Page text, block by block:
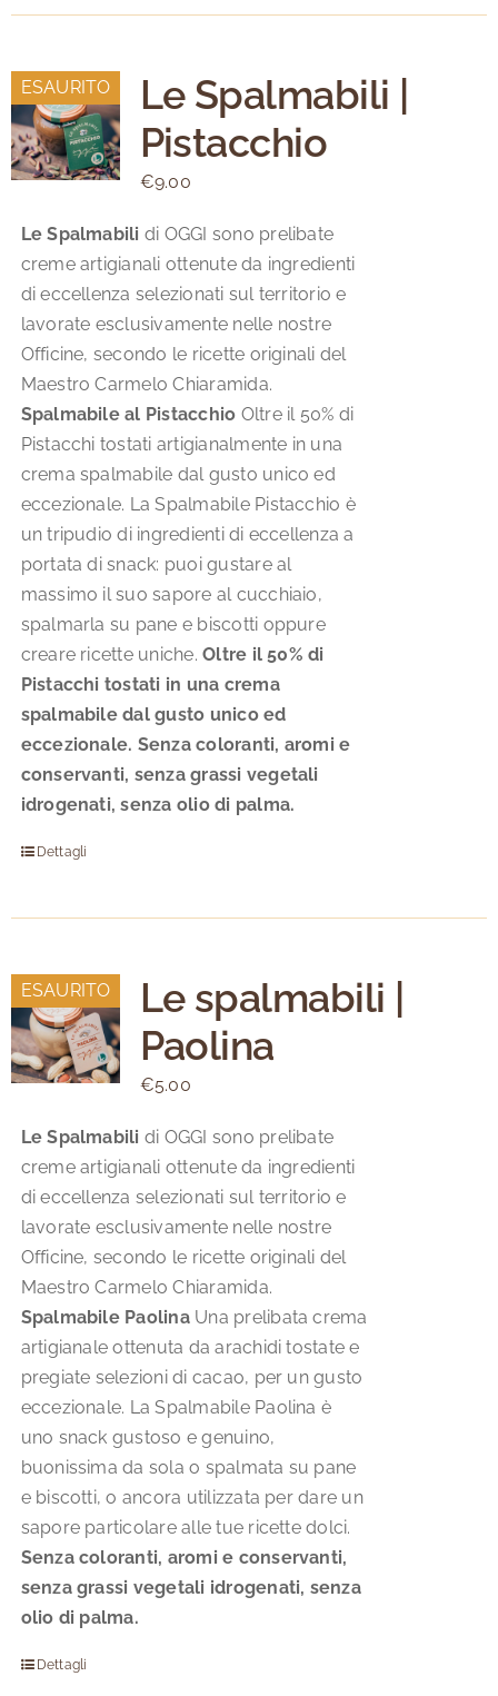
ha
varianti.
Le
opzioni
possono
essere
scelte
nella
prodotto
ESAURITO
Le Spalmabili |
Pistacchio
€9.00
Le Spalmabili di OGGI sono prelibate
creme artigianali ottenute da ingredienti
di eccellenza selezionati sul territorio e
lavorate esclusivamente nelle nostre
Officine, secondo le ricette originali del
Maestro Carmelo Chiaramida.
Spalmabile al Pistacchio Oltre il 50% di
Pistacchi tostati artigianalmente in una
crema spalmabile dal gusto unico ed
eccezionale. La Spalmabile Pistacchio è
un tripudio di ingredienti di eccellenza a
portata di snack: puoi gustare al
massimo il suo sapore al cucchiaio,
spalmarla su pane e biscotti oppure
creare ricette uniche.Oltre il 50% di
Pistacchi tostati in una crema
spalmabile dal gusto unico ed
eccezionale. Senza coloranti, aromi e
conservanti, senza grassi vegetali
idrogenati, senza olio di palma.
Dettagli
ESAURITO
Le spalmabili |
Paolina
€5.00
Le Spalmabili di OGGI sono prelibate
creme artigianali ottenute da ingredienti
di eccellenza selezionati sul territorio e
lavorate esclusivamente nelle nostre
Officine, secondo le ricette originali del
Maestro Carmelo Chiaramida.
Spalmabile Paolina Una prelibata crema
artigianale ottenuta da arachidi tostate e
pregiate selezioni di cacao, per un gusto
eccezionale. La Spalmabile Paolina è
uno snack gustoso e genuino,
buonissima da sola o spalmata su pane
e biscotti, o ancora utilizzata per dare un
sapore particolare alle tue ricette dolci.
Senza coloranti, aromi e conservanti,
senza grassi vegetali idrogenati, senza
olio di palma.
Dettagli